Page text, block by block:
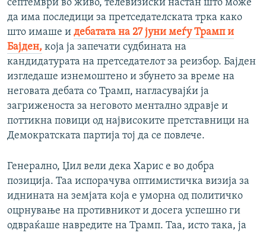
септември во живо, телевизиски настан што може
да има последици за претседателската трка како
што имаше и дебатата на 27 јуни меѓу Трамп и
Бајден, која ја запечати судбината на
кандидатурата на претседателот за реизбор. Бајден
изгледаше изнемоштено и збунето за време на
неговата дебата со Трамп, нагласувајќи ја
загриженоста за неговото ментално здравје и
поттикна повици од највисоките претставници на
Демократската партија тој да се повлече.
Генерално, Џил вели дека Харис е во добра
позиција. Таа испорачува оптимистичка визија за
иднината на земјата која е уморна од политичко
оцрнување на противникот и досега успешно ги
одвраќаше навредите на Трамп. Таа, исто така, ја